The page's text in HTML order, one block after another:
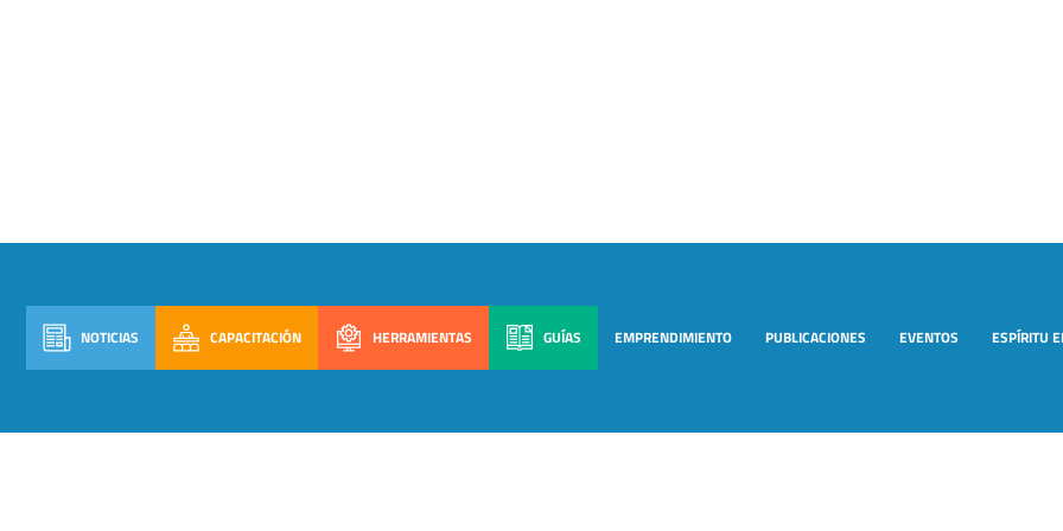
NOTICIAS CAPACITACIÓN HERRAMIENTAS GUÍAS EMPRENDIMIENTO PUBLICACIONES EVENTOS ESPÍRITU